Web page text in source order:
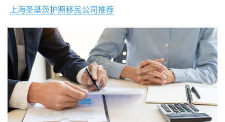
上海圣基茨护照移民公司推荐